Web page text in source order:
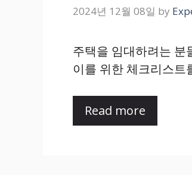
2024년 12월 08일 by
주택을 임대하려는 분
이를 위한 체크리스
Read more